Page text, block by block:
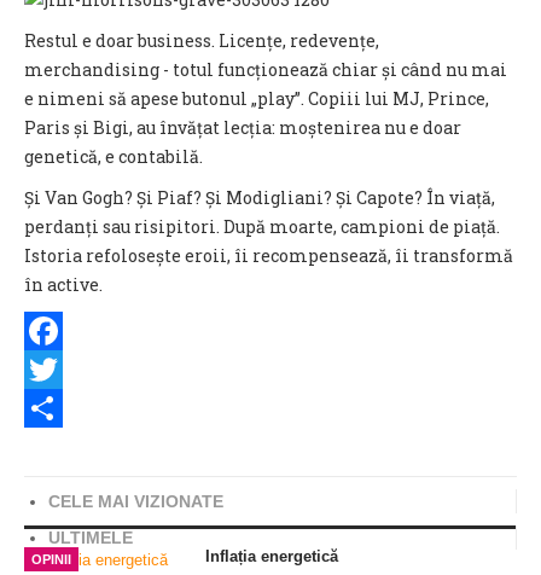
Restul e doar business. Licențe, redevențe,
merchandising - totul funcționează chiar și când nu mai
e nimeni să apese butonul „play”. Copiii lui MJ, Prince,
Paris și Bigi, au învățat lecția: moștenirea nu e doar
genetică, e contabilă.
Și Van Gogh? Și Piaf? Și Modigliani? Și Capote? În viață,
perdanți sau risipitori. După moarte, campioni de piață.
Istoria refolosește eroii, îi recompensează, îi transformă
în active.
Facebook
Twitter
CELE MAI VIZIONATE
ULTIMELE
OPINII Inflația energetică